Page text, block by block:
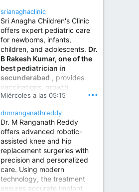
invasive and robotic
techniques.
Best Urologist in Vijayawada | Urology Specialist in Vijayawada
Dr. A. V. Krishna Kishore,
the Best Urologist...
www.drkrishnakishore.com
srianaghaclinic
Sri Anagha Children's Clinic
offers expert pediatric care
for newborns, infants,
children, and adolescents. Dr.
B Rakesh Kumar, one of the
best pediatrician in
secunderabad , provides
vaccinations, growth
monitoring, newborn care,
illnesses, nutrition guidance,
and preventive healthcare in
a child-friendly environment.
Children Hospital in Secunderabad | Best Pediatrician in Hyderabad | Neonatologist in Medchal
Our pediatrician and
Neonatologist team at...
Miércoles a las 05:15 •••
drmranganathreddy
Dr. M Ranganath Reddy
offers advanced robotic-
assisted knee and hip
replacement surgeries with
precision and personalized
care. Using modern
technology, the treatment
ensures accurate implant